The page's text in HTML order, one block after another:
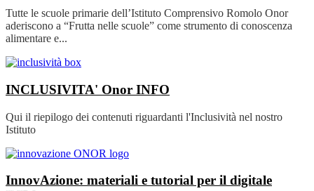
Tutte le scuole primarie dell’Istituto Comprensivo Romolo Onor
aderiscono a “Frutta nelle scuole” come strumento di conoscenza
alimentare e...
INCLUSIVITA' Onor INFO
Qui il riepilogo dei contenuti riguardanti l'Inclusività nel nostro
Istituto
InnovAzione: materiali e tutorial per il digitale